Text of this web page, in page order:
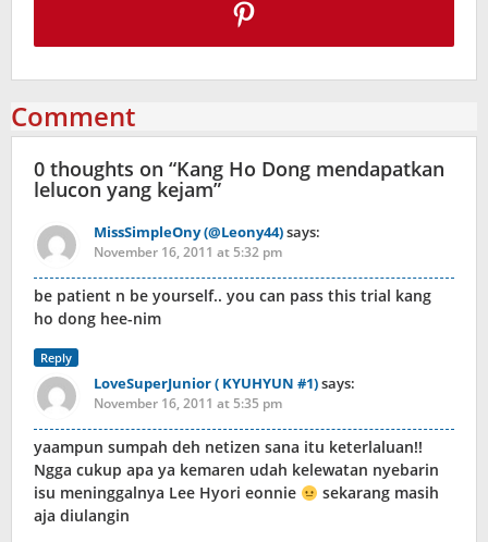
Comment
0 thoughts on “Kang Ho Dong mendapatkan
lelucon yang kejam”
MissSimpleOny (@Leony44)says:
November 16, 2011 at 5:32 pm
be patient n be yourself.. you can pass this trial kang
ho dong hee-nim
Reply
LoveSuperJunior ( KYUHYUN #1)says:
November 16, 2011 at 5:35 pm
yaampun sumpah deh netizen sana itu keterlaluan!!
Ngga cukup apa ya kemaren udah kelewatan nyebarin
isu meninggalnya Lee Hyori eonnie
sekarang masih
aja diulangin